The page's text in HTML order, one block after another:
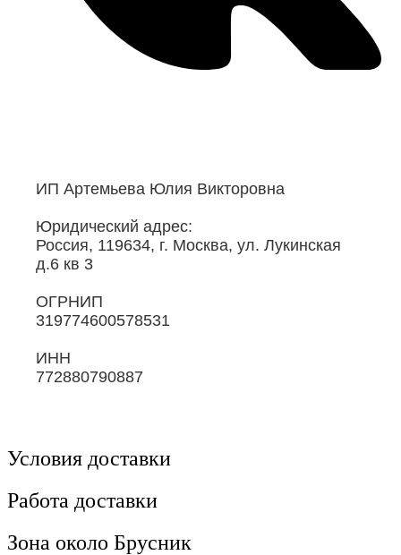
ИП Артемьева Юлия Викторовна
Юридический адрес:
Россия, 119634, г. Москва, ул. Лукинская
д.6 кв 3
ОГРНИП
319774600578531
ИНН
772880790887
Условия доставки
Работа доставки
Зона около Брусник